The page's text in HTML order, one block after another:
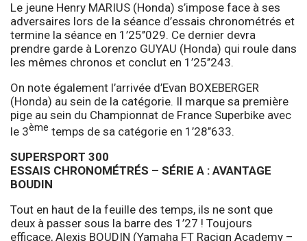
Le jeune Henry MARIUS (Honda) s’impose face à ses
adversaires lors de la séance d’essais chronométrés et
termine la séance en 1’25’’029. Ce dernier devra
prendre garde à Lorenzo GUYAU (Honda) qui roule dans
les mêmes chronos et conclut en 1’25’’243.
On note également l’arrivée d’Evan BOXEBERGER
(Honda) au sein de la catégorie. Il marque sa première
pige au sein du Championnat de France Superbike avec
le 3ème temps de sa catégorie en 1’28’’633.
SUPERSPORT 300
ESSAIS CHRONOMÉTRÉS – SÉRIE A : AVANTAGE
BOUDIN
Tout en haut de la feuille des temps, ils ne sont que
deux à passer sous la barre des 1’27 ! Toujours
efficace, Alexis BOUDIN (Yamaha FT Racign Academy –